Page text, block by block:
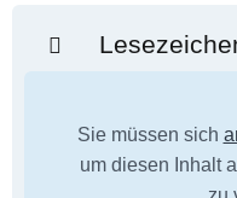
Sie müssen sich
um diesen Inhalt